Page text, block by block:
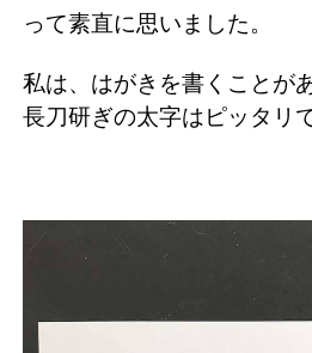
って素直に思いました。
私は、はがきを書くことが
長刀研ぎの太字はピッタリ